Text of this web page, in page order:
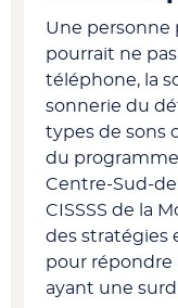
Une personne
pourrait ne
téléphone, la
sonnerie du
types de sons
du
Centre-Sud-
CISSSS de la
des stratégies
pour répondre
ayant une